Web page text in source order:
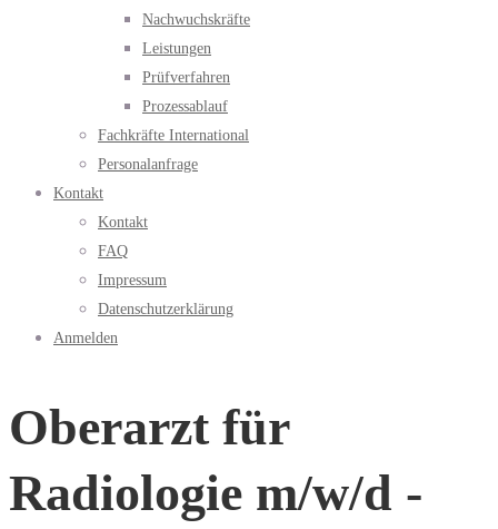
Nachwuchskräfte
Leistungen
Prüfverfahren
Prozessablauf
Fachkräfte International
Personalanfrage
Kontakt
Kontakt
FAQ
Impressum
Datenschutzerklärung
Anmelden
Oberarzt für
Radiologie m/w/d -